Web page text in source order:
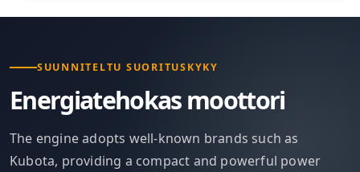
SUUNNITELTU SUORITUSKYKY
Energiatehokas moottori
The engine adopts well-known brands such as
Kubota, providing a compact and powerful power